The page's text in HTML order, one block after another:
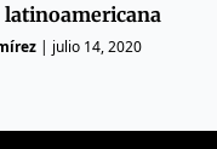
latinoamericana
| julio 14, 2020